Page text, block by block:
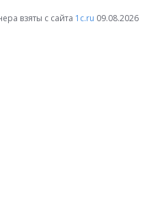
взяты с сайта 1c.ru 09.08.2026